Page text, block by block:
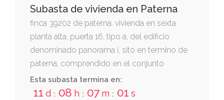
Subasta de vivienda en Paterna
finca 39202 de paterna. vivienda en sexta
planta alta, puerta 16, tipo a, del edificio
denominado panorama i, sito en termino de
paterna, comprendido en el conjunto
residencial terramelar . calle casinos ocho.
para más información, consultar certificado
Esta subasta termina en:
11 d : 08 h : 07 m : 00s